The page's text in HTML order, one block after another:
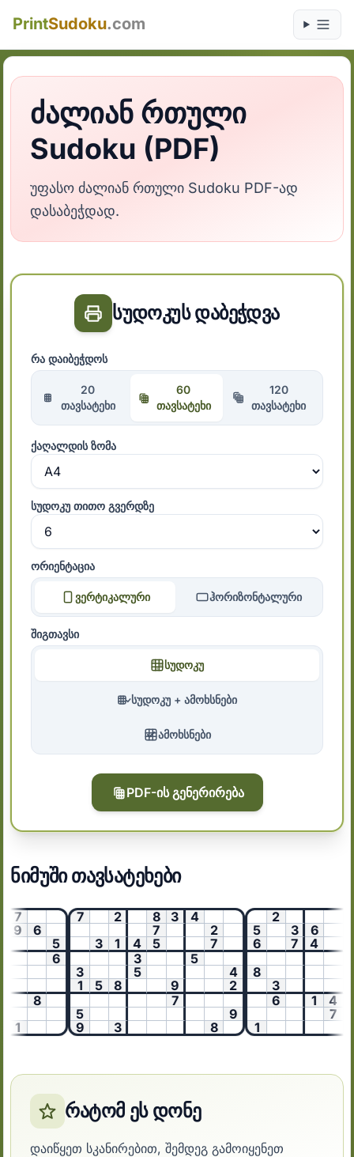
PrintSudoku.com
ძალიან რთული
Sudoku (PDF)
უფასო ძალიან რთული Sudoku PDF-ად
დასაბეჭდად.
სუდოკუს დაბეჭდვა
რა დაიბეჭდოს
20
თავსატეხი
60
თავსატეხი
120
თავსატეხი
ქაღალდის ზომა
სუდოკუ თითო გვერდზე
ორიენტაცია
ვერტიკალური ჰორიზონტალური
შიგთავსი
სუდოკუ
სუდოკუ + ამოხსნები
ამოხსნები
PDF-ის გენერირება
ნიმუში თავსატეხები
7
9
6
5
6
8
7 2 8 3
4
7
2
3
4 5
7
3
5
3
5
4
5 8 9
2
7
5
9
9
3 8
2
5
3
6
6
7
4
8
3
6
4
7
1
რატომ ეს დონე
დაიწყეთ სკანირებით, შემდეგ გამოიყენეთ